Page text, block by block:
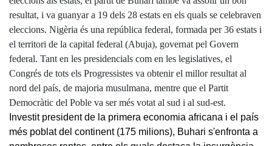
resultat, i va guanyar a 19 dels 28 estats en els quals se celebraven
eleccions. Nigèria és una república federal, formada per 36 estats i
el territori de la capital federal (Abuja), governat pel Govern
federal. Tant en les presidencials com en les legislatives, el
Congrés de tots els Progressistes va obtenir el millor resultat al
nord del país, de majoria musulmana, mentre que el Partit
Democràtic del Poble va ser més votat al sud i al sud-est.
Investit president de la primera economia africana i el país
més poblat del continent (175 milions), Buhari s'enfronta a